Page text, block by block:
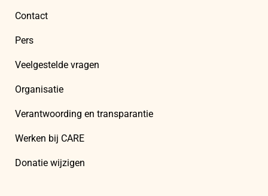
Contact
Pers
Veelgestelde vragen
Organisatie
Verantwoording en transparantie
Werken bij CARE
Donatie wijzigen